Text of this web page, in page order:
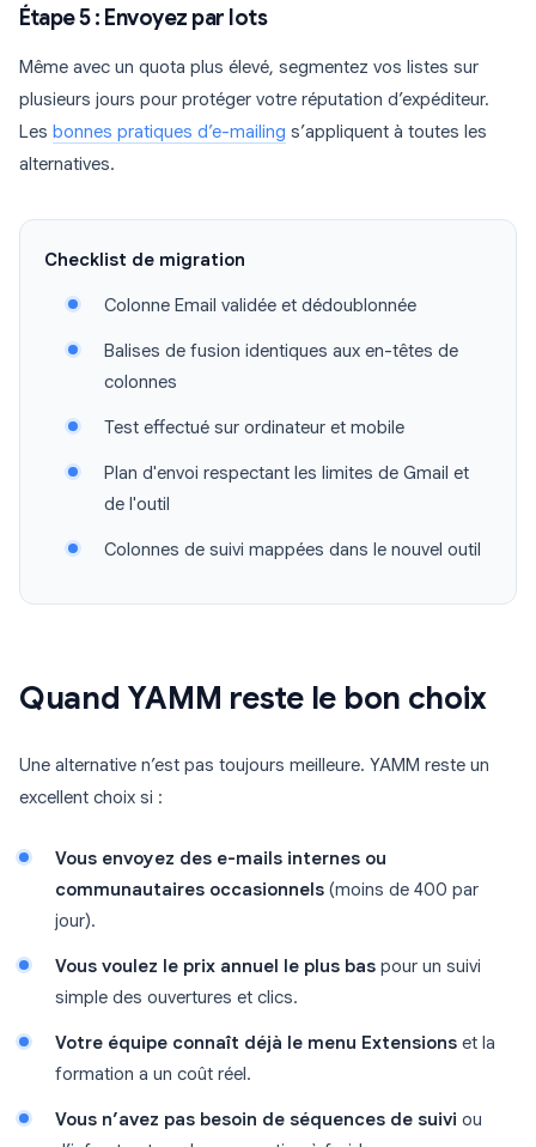
Étape 5 : Envoyez par lots
Même avec un quota plus élevé, segmentez vos listes sur
plusieurs jours pour protéger votre réputation d’expéditeur.
Les bonnes pratiques d’e-mailing s’appliquent à toutes les
alternatives.
Checklist de migration
Colonne Email validée et dédoublonnée
Balises de fusion identiques aux en-têtes de
colonnes
Test effectué sur ordinateur et mobile
Plan d'envoi respectant les limites de Gmail et
de l'outil
Colonnes de suivi mappées dans le nouvel outil
Quand YAMM reste le bon choix
Une alternative n’est pas toujours meilleure. YAMM reste un
excellent choix si :
Vous envoyez des e-mails internes ou
communautaires occasionnels (moins de 400 par
jour).
Vous voulez le prix annuel le plus bas pour un suivi
simple des ouvertures et clics.
Votre équipe connaît déjà le menu Extensions et la
formation a un coût réel.
Vous n’avez pas besoin de séquences de suivi ou